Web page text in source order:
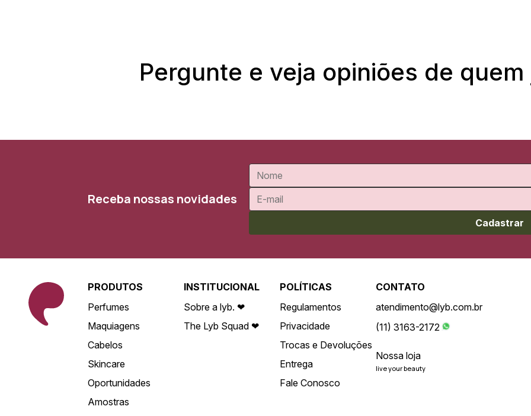
Pergunte e veja opiniões de
Receba nossas novidades
Cadastrar
PRODUTOS
Perfumes
Maquiagens
Cabelos
Skincare
Oportunidades
Amostras
INSTITUCIONAL
Sobre a lyb. ❤
The Lyb Squad ❤
POLÍTICAS
Regulamentos
Privacidade
Trocas e Devoluções
Entrega
Fale Conosco
CONTATO
atendimento@lyb.com.br
(11) 3163-2172
Nossa loja
live your beauty